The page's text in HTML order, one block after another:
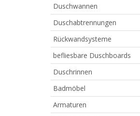
Duschwannen
Duschabtrennungen
Rückwandsysteme
befliesbare Duschboards
Duschrinnen
Badmöbel
Armaturen